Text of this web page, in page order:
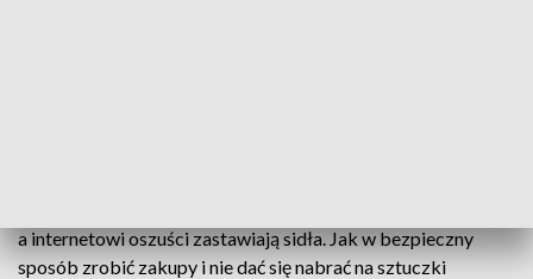
a internetowi oszuści zastawiają sidła. Jak w bezpieczny
sposób zrobić zakupy i nie dać się nabrać na sztuczki